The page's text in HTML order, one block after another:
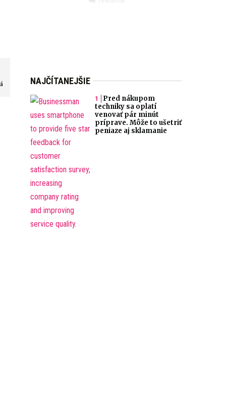
NAJČÍTANEJŠIE
Pred nákupom
techniky sa oplatí
venovať pár minút
príprave. Môže to ušetriť
peniaze aj sklamanie